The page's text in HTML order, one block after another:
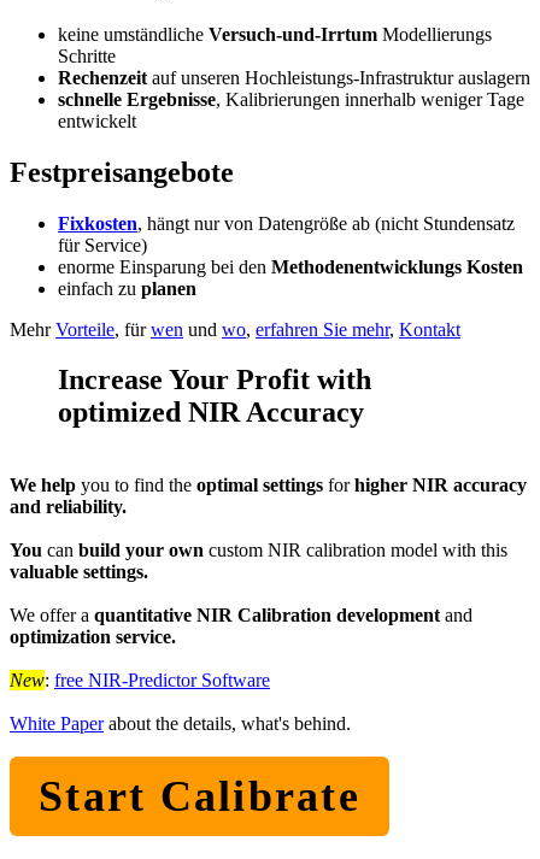
keine umständliche Versuch-und-Irrtum Modellierungs
Schritte
Rechenzeit auf unseren Hochleistungs-Infrastruktur auslagern
schnelle Ergebnisse, Kalibrierungen innerhalb weniger Tage
entwickelt
Festpreisangebote
Fixkosten, hängt nur von Datengröße ab (nicht Stundensatz
für Service)
enorme Einsparung bei den Methodenentwicklungs Kosten
einfach zu planen
MehrVorteile, fürwen und wo, erfahren Sie mehr, Kontakt
Increase Your Profit with
optimized NIR Accuracy
We help you to find the optimal settings forhigher NIR accuracy
and reliability.
You can build your own custom NIR calibration model with this
valuable settings.
We offer a quantitative NIR Calibration development and
optimization service.
New: free NIR-Predictor Software
White Paperabout the details, what's behind.
Start Calibrate